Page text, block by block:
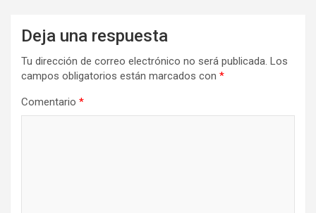
Deja una respuesta
Tu dirección de correo electrónico no será publicada. Los
campos obligatorios están marcados con *
Comentario *